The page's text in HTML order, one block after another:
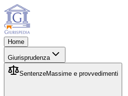
Home
Giurisprudenza
SentenzeMassime e provvedimenti